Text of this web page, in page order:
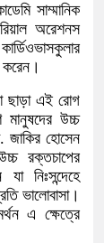
সাম্মানিক
অরেশনস
করেন।
ছাড়া এই রোগ
উচ্চ
জাকির হোসেন
রক্তচাপের
নিঃসন্দেহে
ভালোবাসা।
এ ক্ষেত্রে